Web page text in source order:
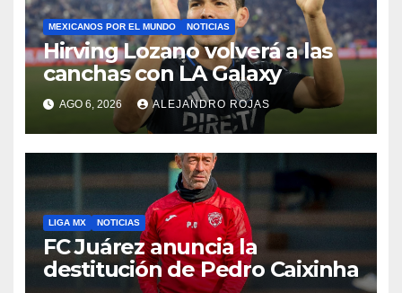
MEXICANOS POR EL MUNDO NOTICIAS
Hirving Lozano volverá a las
canchas con LA Galaxy
AGO 6, 2026 ALEJANDRO ROJAS
LIGA MX NOTICIAS
FC Juárez anuncia la
destitución de Pedro Caixinha